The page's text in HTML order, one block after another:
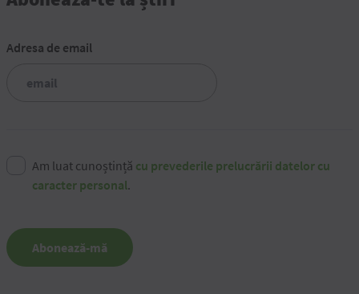
Adresa de email
Am luat cunoștință cu prevederile prelucrării datelor cu
caracter personal.
Abonează-mă